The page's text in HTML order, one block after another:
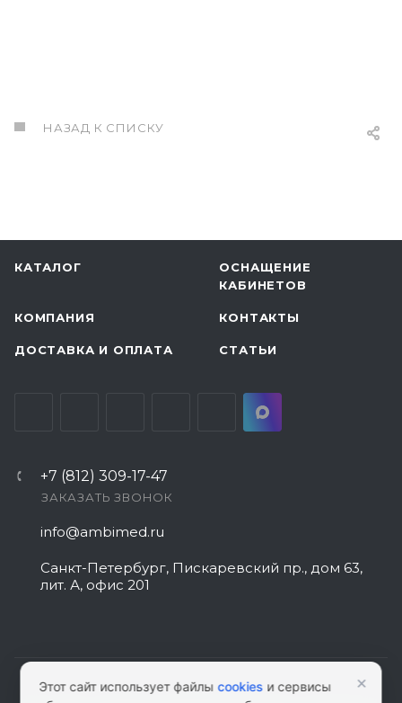
НАЗАД К СПИСКУ
КАТАЛОГ
ОСНАЩЕНИЕ
КАБИНЕТОВ
КОМПАНИЯ КОНТАКТЫ
ДОСТАВКА И ОПЛАТА СТАТЬИ
+7 (812) 309-17-47
ЗАКАЗАТЬ ЗВОНОК
info@ambimed.ru
Санкт-Петербург, Пискаревский пр., дом 63,
лит. А, офис 201
Этот сайт использует файлыcookies и сервисы
×